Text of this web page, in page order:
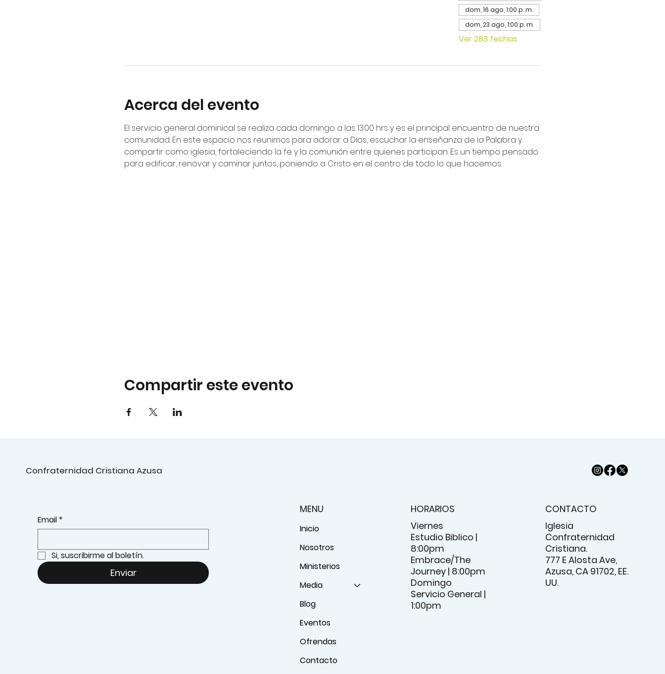
dom, 16 ago, 1:00 p. m.
dom, 23 ago, 1:00 p. m.
Ver 283 fechas
Acerca del evento
El servicio general dominical se realiza cada domingo a las 13:00 hrs y es el principal encuentro de nuestra
comunidad. En este espacio nos reunimos para adorar a Dios, escuchar la enseñanza de la Palabra y
compartir como iglesia, fortaleciendo la fe y la comunión entre quienes participan. Es un tiempo pensado
para edificar, renovar y caminar juntos, poniendo a Cristo en el centro de todo lo que hacemos.
Compartir este evento
Confraternidad Cristiana Azusa
Email *
Si, suscribirme al boletín.
Enviar
MENU
Inicio
Nosotros
Ministerios
Media
Blog
Eventos
Ofrendas
Contacto
HORARIOS
Viernes
Estudio Biblico |
8:00pm
Embrace/The
Journey | 8:00pm
Domingo
Servicio General |
1:00pm
CONTACTO
Iglesia
Confraternidad
Cristiana.
777 E Alosta Ave,
Azusa, CA 91702, EE.
UU.